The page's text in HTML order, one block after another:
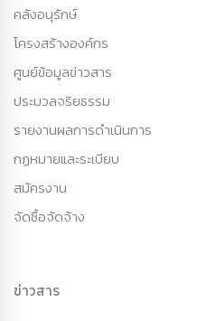
คลังอนุรักษ์
โครงสร้างองค์กร
ศูนย์ข้อมูลข่าวสาร
ประมวลจริยธรรม
รายงานผลการดำเนินการ
กฏหมายและระเบียบ
สมัครงาน
จัดซื้อจัดจ้าง
ข่าวสาร